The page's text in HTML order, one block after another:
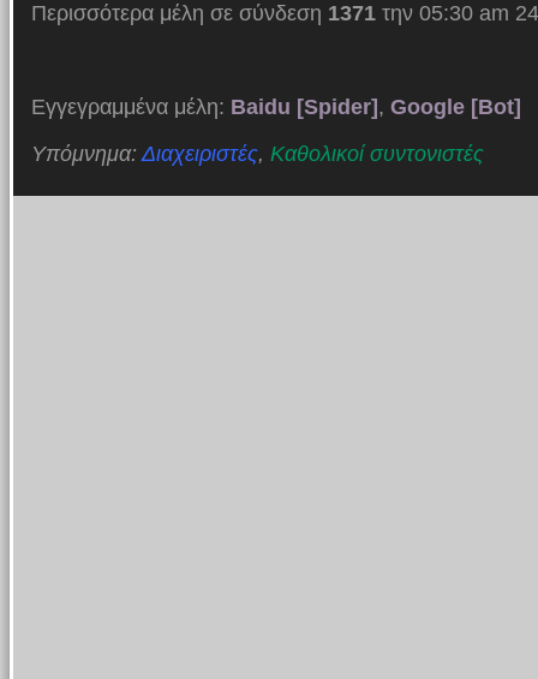
Περισσότερα μέλη σε σύνδεση 1371την 05:30 am
Εγγεγραμμένα μέλη: Baidu [Spider] , Google [Bot]
Υπόμνημα:Διαχειριστές, Καθολικοί συντονιστές